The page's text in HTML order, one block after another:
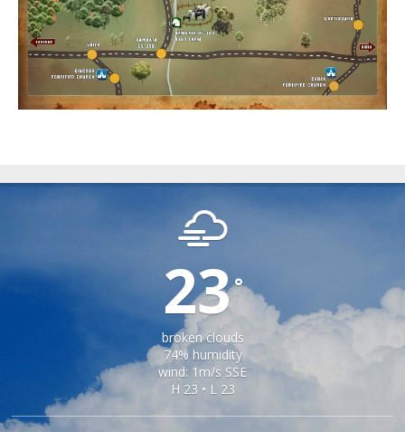
23°
broken clouds
74% humidity
wind: 1m/s SSE
H 23 • L 23